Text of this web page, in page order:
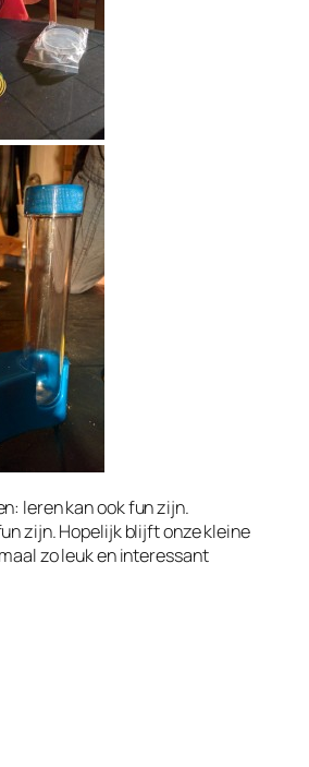
leren kan ook fun zijn.
zijn. Hopelijk blijft onze kleine
zo leuk en interessant